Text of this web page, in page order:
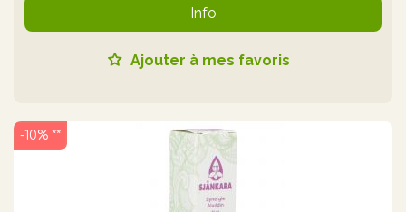
Info
Ajouter à mes favoris
-10% **